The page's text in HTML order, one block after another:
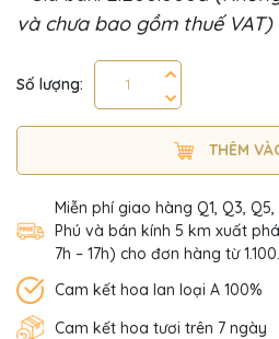
và chưa bao gồm thuế VAT)
Số lượng:
THÊM
Miễn phí giao hàng Q1, Q3, Q5,
Phú và bán kính 5 km xuất
7h – 17h) cho đơn hàng từ
Cam kết hoa lan loại A 100%
Cam kết hoa tươi trên 7 ngày